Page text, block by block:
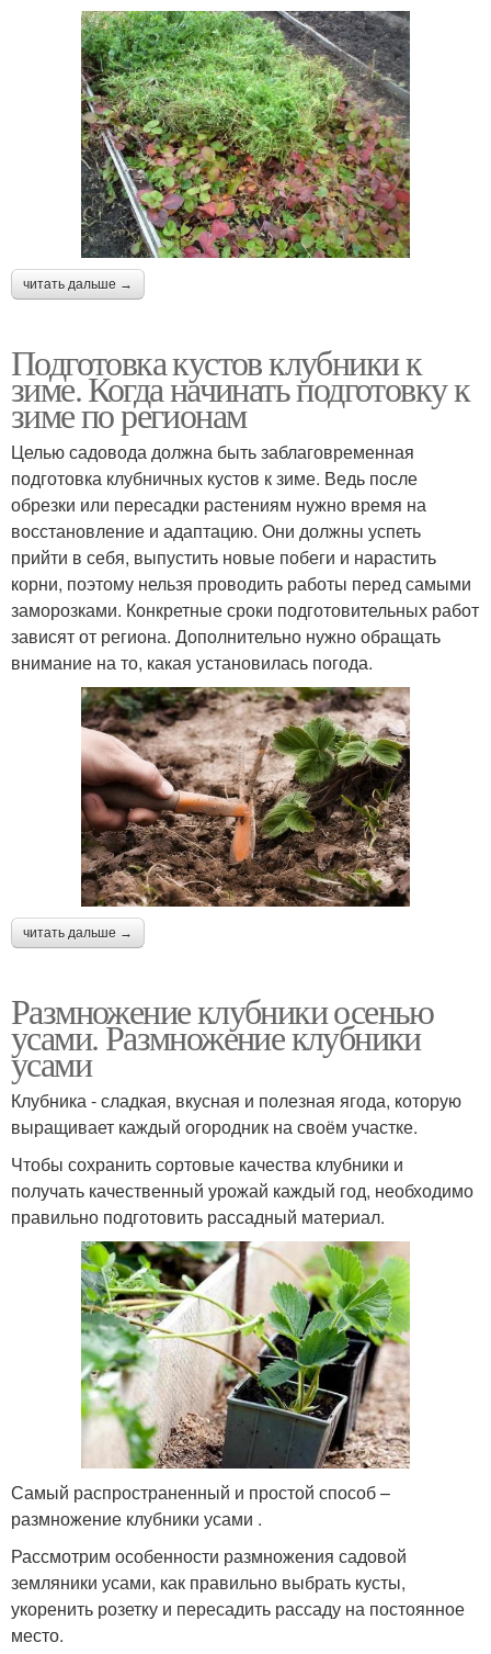
читать дальше →
Подготовка кустов клубники к
зиме. Когда начинать подготовку к
зиме по регионам
Целью садовода должна быть заблаговременная
подготовка клубничных кустов к зиме. Ведь после
обрезки или пересадки растениям нужно время на
восстановление и адаптацию. Они должны успеть
прийти в себя, выпустить новые побеги и нарастить
корни, поэтому нельзя проводить работы перед самыми
заморозками. Конкретные сроки подготовительных работ
зависят от региона. Дополнительно нужно обращать
внимание на то, какая установилась погода.
читать дальше →
Размножение клубники осенью
усами. Размножение клубники
усами
Клубника - сладкая, вкусная и полезная ягода, которую
выращивает каждый огородник на своём участке.
Чтобы сохранить сортовые качества клубники и
получать качественный урожай каждый год, необходимо
правильно подготовить рассадный материал.
Самый распространенный и простой способ –
размножение клубники усами .
Рассмотрим особенности размножения садовой
земляники усами, как правильно выбрать кусты,
укоренить розетку и пересадить рассаду на постоянное
место.